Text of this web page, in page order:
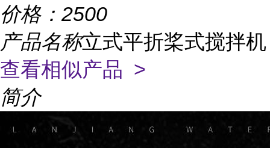
价格： 2500
产品名称立式平折桨式搅拌机
查看相似产品 >
简介